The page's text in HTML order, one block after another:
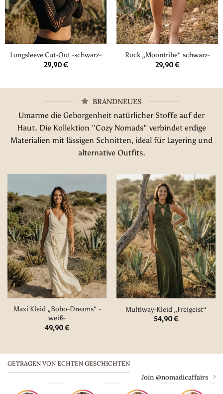
Longsleeve Cut-Out -schwarz-
29,90€
Rock „Moontribe“ schwarz-
29,90€
BRANDNEUES
Umarme die Geborgenheit natürlicher Stoffe auf der
Haut. Die Kollektion "Cozy Nomads" verbindet erdige
Materialien mit lässigen Schnitten, ideal für Layering und
alternative Outfits.
Maxi Kleid „Boho-Dreams“ -
weiß-
49,90€
Multiway-Kleid „Freigeist“
54,90€
GETRAGEN VON ECHTEN GESCHICHTEN
Join @nomadicaffairs